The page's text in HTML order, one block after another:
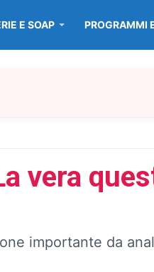
E SOAP PROGRAMMI
vera
importante da